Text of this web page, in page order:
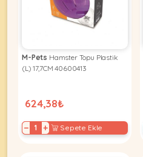
Köpek
Ürünleri
M-Pets Hamster Topu Plastik
(L) 17,7CM 40600413
624,38₺
− + Sepete Ekle